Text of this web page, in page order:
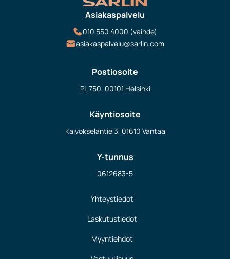
Asiakaspalvelu
010 550 4000 (vaihde)
asiakaspalvelu@sarlin.com
Postiosoite
PL 750, 00101 Helsinki
Käyntiosoite
Kaivokselantie 3, 01610 Vantaa
Y-tunnus
0612683-5
Yhteystiedot
Laskutustiedot
Myyntiehdot